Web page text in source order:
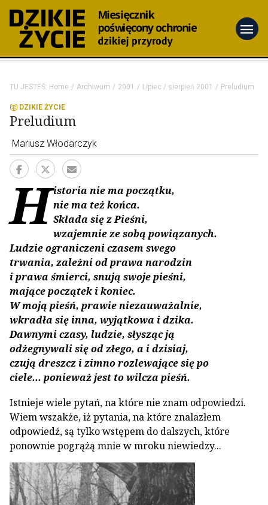
menu
TU JESTEŚ: Home Archiwum 2001 Lipiec / sierpień 2001 Preludium
DZIKIE ŻYCIE
Preludium
Mariusz Włodarczyk
Historia nie ma początku,
nie ma też końca.
Składa się z Pieśni,
wzajemnie ze sobą powiązanych.
Ludzie ograniczeni czasem swego
trwania, zależni od prawa narodzin
i prawa śmierci, snują swoje pieśni,
mające początek i koniec.
W moją pieśń, prawie niezauważalnie,
wkradła się inna, wyjątkowa i dzika.
Dawnymi czasy, ludzie, słysząc ją
odżegnywali się od złego, a i dzisiaj,
czują dreszcz i zimno rozlewające się po
ciele... ponieważ jest to wilcza pieśń.
Istnieje wiele pytań, na które nie znam od­powiedzi.
Wiem wszakże, iż pytania, na któ­re znalazłem
odpowiedź, są tylko wstępem do dalszych, które
ponownie pogrążą mnie w mroku niewiedzy...